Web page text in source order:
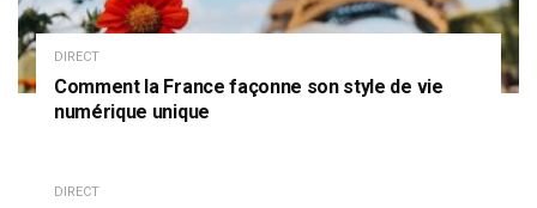
DIRECT
Comment la France façonne son style de vie
numérique unique
DIRECT